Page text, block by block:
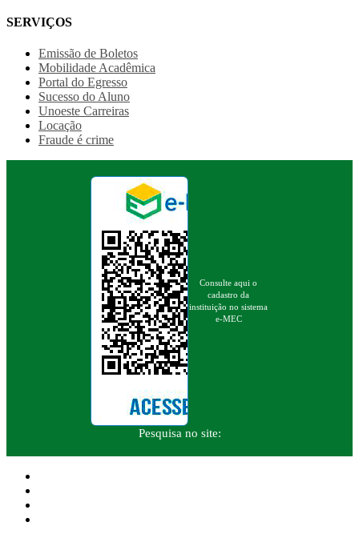
SERVIÇOS
Emissão de Boletos
Mobilidade Acadêmica
Portal do Egresso
Sucesso do Aluno
Unoeste Carreiras
Locação
Fraude é crime
Consulte aqui o
cadastro da
instituição no sistema
e-MEC
Pesquisa no site: